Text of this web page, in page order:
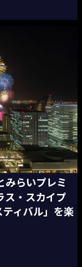
みらいプレミ
・スカイプ
ィバル」を楽